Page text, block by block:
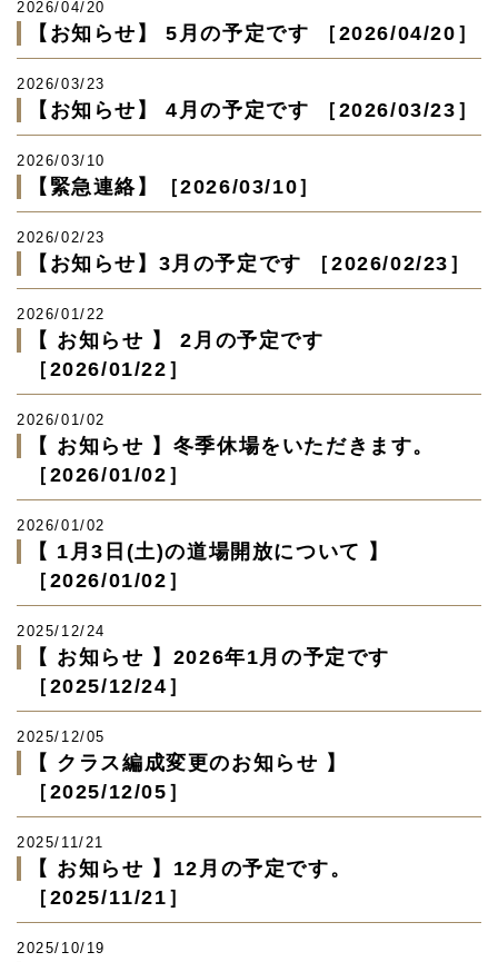
2026/04/20
【お知らせ】 5月の予定です ［2026/04/20］
2026/03/23
【お知らせ】 4月の予定です ［2026/03/23］
2026/03/10
【緊急連絡】［2026/03/10］
2026/02/23
【お知らせ】3月の予定です ［2026/02/23］
2026/01/22
【 お知らせ 】 2月の予定です
［2026/01/22］
2026/01/02
【 お知らせ 】冬季休場をいただきます。
［2026/01/02］
2026/01/02
【 1月3日(土)の道場開放について 】
［2026/01/02］
2025/12/24
【 お知らせ 】2026年1月の予定です
［2025/12/24］
2025/12/05
【 クラス編成変更のお知らせ 】
［2025/12/05］
2025/11/21
【 お知らせ 】12月の予定です。
［2025/11/21］
2025/10/19